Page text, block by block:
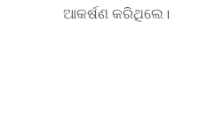
ଆକର୍ଷଣ କରିଥିଲେ।